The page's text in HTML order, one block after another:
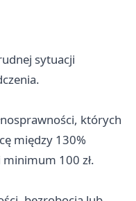
sytuacji
których
między 130%
100 zł.